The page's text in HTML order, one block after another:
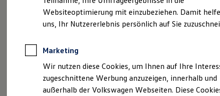
Professional Class bei Volkswagen
Großkunden
Behörden
Anpfiff zum Gewinn
Elektroautos
ID. Tutorials
Elektrofahrzeugkonzepte
Websiteoptimierung mit einzubeziehen. Damit
uns, Ihr Nutzererlebnis persönlich auf Sie
Marketing
Wir nutzen diese Cookies, um Ihnen auf Ihre
zugeschnittene Werbung anzuzeigen, innerhalb und
außerhalb der Volkswagen Webseiten. Diese